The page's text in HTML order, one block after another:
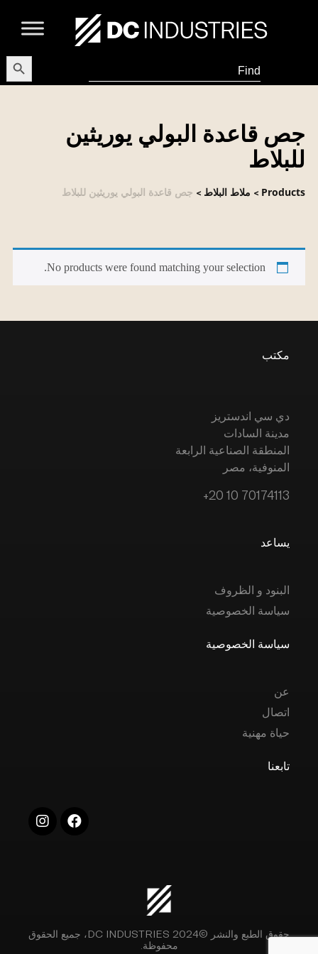
Search
for:
Button
جص قاعدة البولي يوريثين
للبلاط
Products
> ملاط البلاط > جص قاعدة البولي يوريثين للبلاط
No products were found matching your selection.
مكتب
دي سي اندستريز
مدينة السادات
المنطقة الصناعية الرابعة
المنوفية، مصر
+20 10 70174113
يساعد
البنود و الظروف
سياسة الخصوصية
سياسة الخصوصية
عن
اتصال
حياة مهنية
تابعنا
حقوق الطبع والنشر ©2024 DC INDUSTRIES، جميع الحقوق
محفوظة.